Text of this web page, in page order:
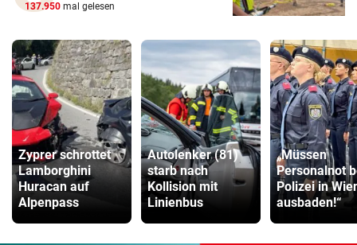
137.950 mal gelesen
Zyprer schrottet
Lamborghini
Huracan auf
Alpenpass
Autolenker (81)
starb nach
Kollision mit
Linienbus
„Müssen
Personalnot
Polizei in
ausbaden!“